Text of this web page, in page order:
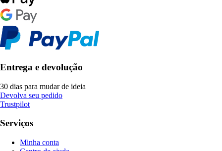
Entrega e devolução
30 dias para mudar de ideia
Devolva seu pedido
Trustpilot
Serviços
Minha conta